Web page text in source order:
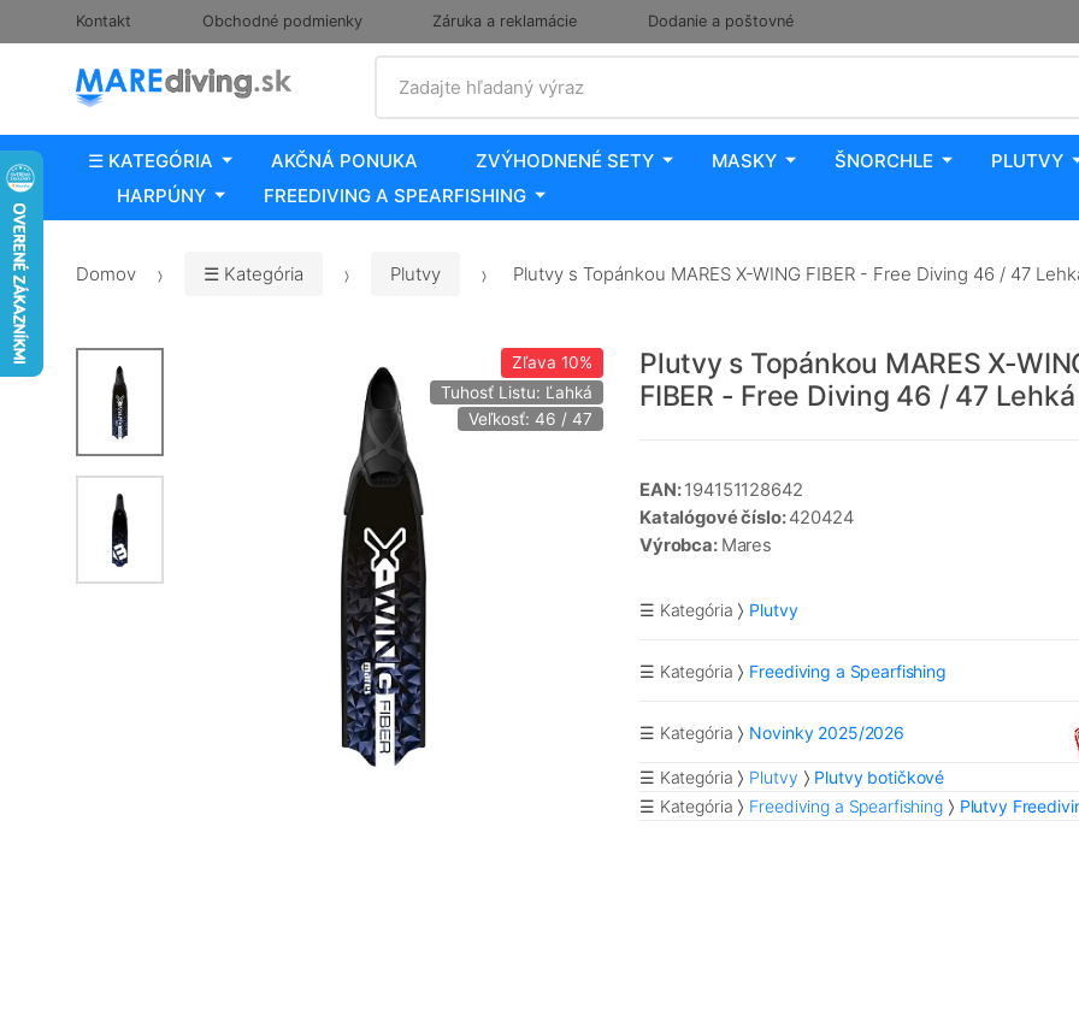
Kontakt Obchodné podmienky Záruka a reklamácie Dodanie a poštovné
Zadajte hľadaný výraz
☰ KATEGÓRIA AKČNÁ PONUKA ZVÝHODNENÉ SETY MASKY ŠNORCHLE PLUTVY
HARPÚNY
FREEDIVING A SPEARFISHING
Domov ☰ Kategória Plutvy Plutvy s Topánkou MARES X-WING FIBER - Free Diving 46 / 47
Zľava 10%
Tuhosť Listu: Ľahká
Veľkosť: 46 / 47
Plutvy s Topánkou MARES X-
FIBER - Free Diving 46 / 47 Lehká
EAN:194151128642
Katalógové číslo:420424
Výrobca: Mares
☰ Kategória Plutvy
☰ Kategória Freediving a Spearfishing
☰ Kategória Novinky 2025/2026
☰ Kategória Plutvy
Plutvy botičkové
☰ Kategória
Freediving a Spearfishing Plutvy